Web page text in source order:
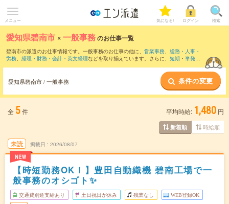
メニュー 気になる! ログイン 検索
愛知県碧南市 ×一般事務のお仕事一覧
碧南市の派遣のお仕事情報です。一般事務のお仕事の他に、 営業事務、 総務・人事・
労務、 経理・財務・会計・英文経理などを取り揃えています。さらに、 短期 ・ 単発な
愛知県碧南市 / 一般事務 条件の変更
全 5件 平均時給: 1,480 円
新着順 時給順
未読
NEW
掲載日 2026/08/07
【時短勤務OK！】豊田自動織機 碧南工場で一
般事務のオシゴト✨
交通費別途支給あり 土日祝日が休み 残業なし WEB登録OK